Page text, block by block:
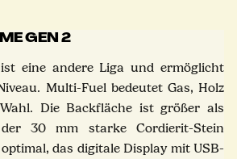
GEN 2
eine andere Liga und ermöglicht
Multi-Fuel bedeutet Gas, Holz
Die Backfläche ist größer als
30 mm starke Cordierit-Stein
das digitale Display mit USB-